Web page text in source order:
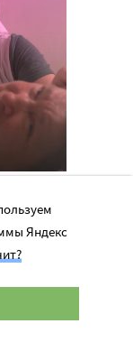
только при
на сайте
Яндекс